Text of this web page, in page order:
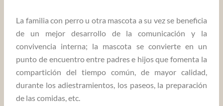
La familia con perro u otra mascota a su vez se beneficia
de un mejor desarrollo de la comunicación y la
convivencia interna; la mascota se convierte en un
punto de encuentro entre padres e hijos que fomenta la
compartición del tiempo común, de mayor calidad,
durante los adiestramientos, los paseos, la preparación
de las comidas, etc.